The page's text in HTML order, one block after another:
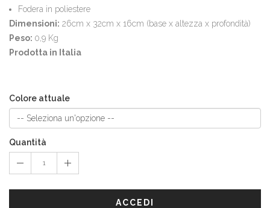
Fodera in poliestere
Dimensioni: 26cm x 32cm x 16cm (base x altezza x profondità)
Peso: 0,9 Kg
Prodotta in Italia
Colore attuale
Quantità
ACCEDI